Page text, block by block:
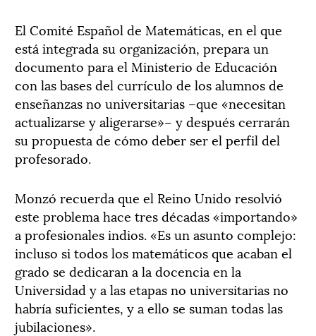
El Comité Español de Matemáticas, en el que
está integrada su organización, prepara un
documento para el Ministerio de Educación
con las bases del currículo de los alumnos de
enseñanzas no universitarias –que «necesitan
actualizarse y aligerarse»– y después cerrarán
su propuesta de cómo deber ser el perfil del
profesorado.
Monzó recuerda que el Reino Unido resolvió
este problema hace tres décadas «importando»
a profesionales indios. «Es un asunto complejo:
incluso si todos los matemáticos que acaban el
grado se dedicaran a la docencia en la
Universidad y a las etapas no universitarias no
habría suficientes, y a ello se suman todas las
jubilaciones».